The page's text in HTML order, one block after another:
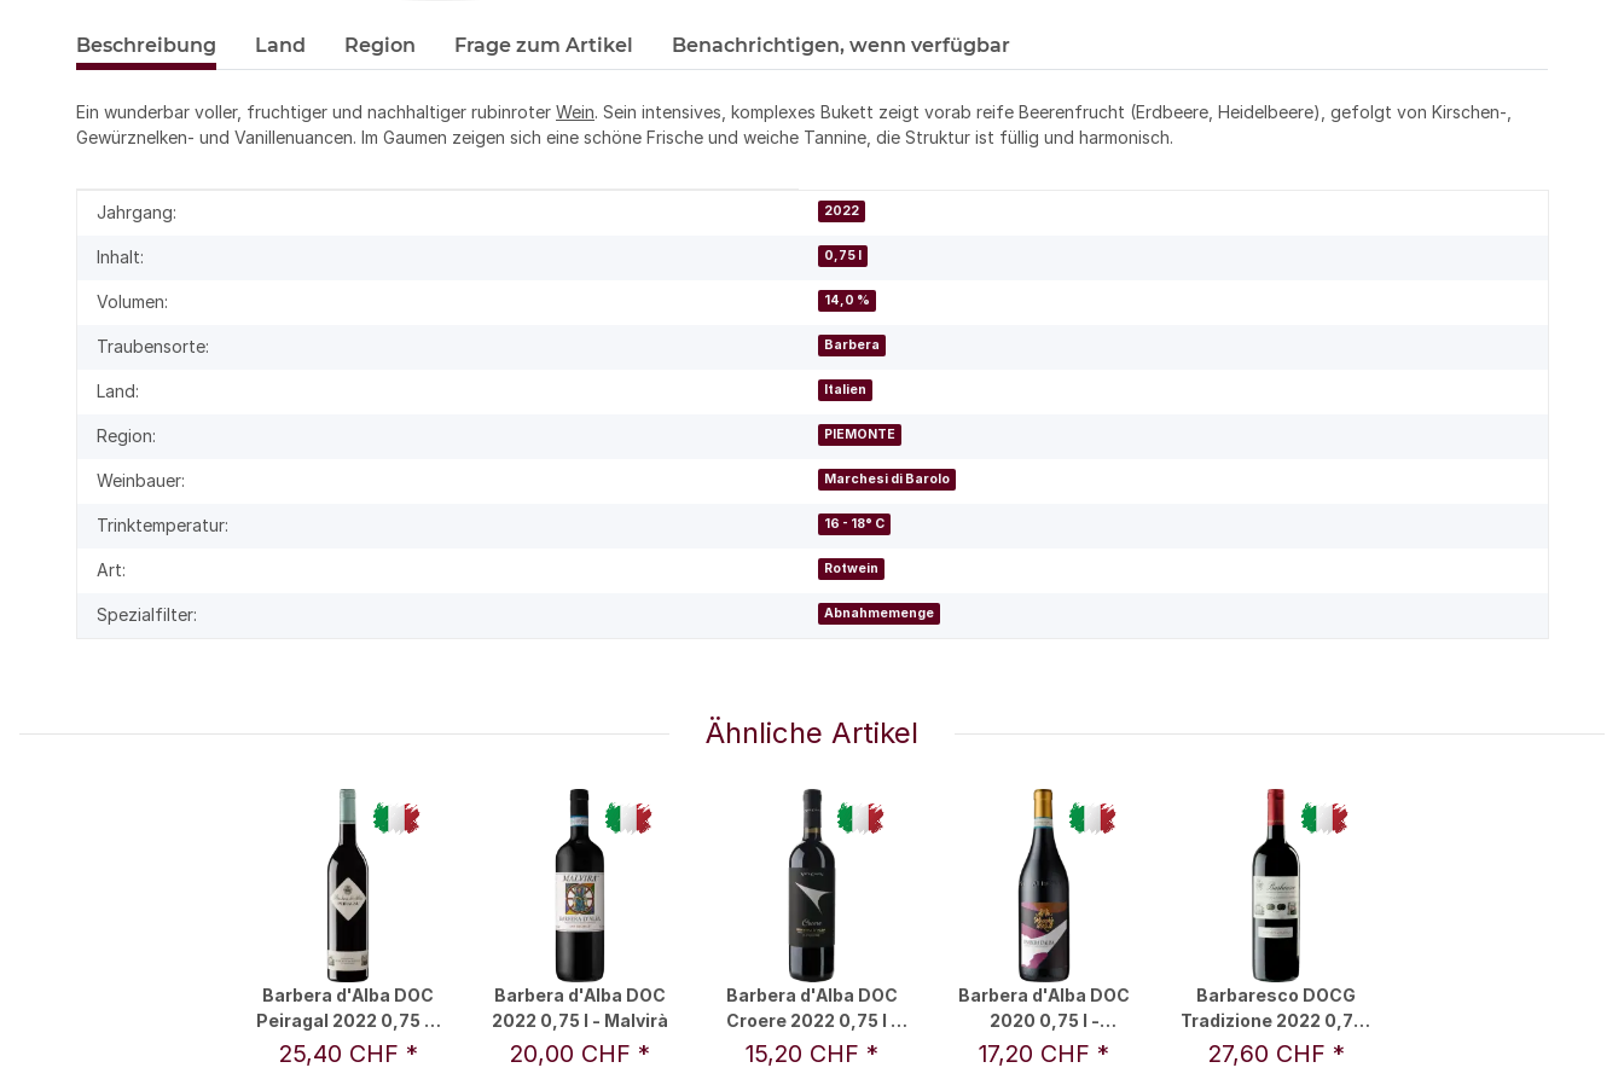
Beschreibung Land Region Frage zum Artikel Benachrichtigen, wenn verfügbar
Ein wunderbar voller, fruchtiger und nachhaltiger rubinroter Wein. Sein intensives, komplexes Bukett zeigt vorab reife Beerenfrucht (Erdbeere, Heidelbeere), gefolgt von Kirschen-,
Gewürznelken- und Vanillenuancen. Im Gaumen zeigen sich eine schöne Frische und weiche Tannine, die Struktur ist füllig und harmonisch.
Produkteigenschaft
Wert
Jahrgang: 2022
Inhalt: 0,75 l
Volumen: 14,0 %
Traubensorte: Barbera
Land: Italien
Region: PIEMONTE
Weinbauer: Marchesi di Barolo
Trinktemperatur: 16 - 18° C
Art: Rotwein
Spezialfilter: Abnahmemenge
Ähnliche Artikel
Barbera d'Alba DOC
Peiragal 2022 0,75 l -
Marchesi di Barolo
25,40 CHF *
Barbera d'Alba DOC
2022 0,75 l - Malvirà
20,00 CHF *
Barbera d'Alba DOC
Croere 2022 0,75 l -
Vite Colte
15,20 CHF *
Barbera d'Alba DOC
2020 0,75 l -
Rocche'n Roll by RDM
17,20 CHF *
Barbaresco DOCG
Tradizione 2022 0,75 l
- Marchesi di Barolo
27,60 CHF *